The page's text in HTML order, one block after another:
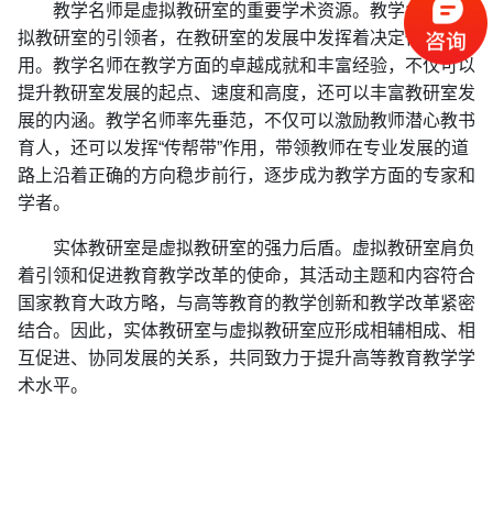
教学名师是虚拟教研室的重要学术资源。教学名师是虚
拟教研室的引领者，在教研室的发展中发挥着决定性的作
用。教学名师在教学方面的卓越成就和丰富经验，不仅可以
提升教研室发展的起点、速度和高度，还可以丰富教研室发
展的内涵。教学名师率先垂范，不仅可以激励教师潜心教书
育人，还可以发挥“传帮带”作用，带领教师在专业发展的道
路上沿着正确的方向稳步前行，逐步成为教学方面的专家和
学者。
实体教研室是虚拟教研室的强力后盾。虚拟教研室肩负
着引领和促进教育教学改革的使命，其活动主题和内容符合
国家教育大政方略，与高等教育的教学创新和教学改革紧密
结合。因此，实体教研室与虚拟教研室应形成相辅相成、相
互促进、协同发展的关系，共同致力于提升高等教育教学学
术水平。